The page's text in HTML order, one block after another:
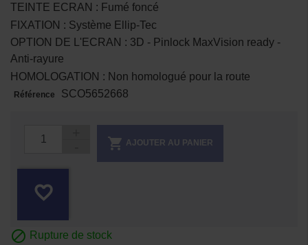
TEINTE ECRAN : Fumé foncé
FIXATION : Système Ellip-Tec
OPTION DE L'ECRAN : 3D - Pinlock MaxVision ready -
Anti-rayure
HOMOLOGATION : Non homologué pour la route
Référence SCO5652668
 AJOUTER AU PANIER
favorite_border
 Rupture de stock